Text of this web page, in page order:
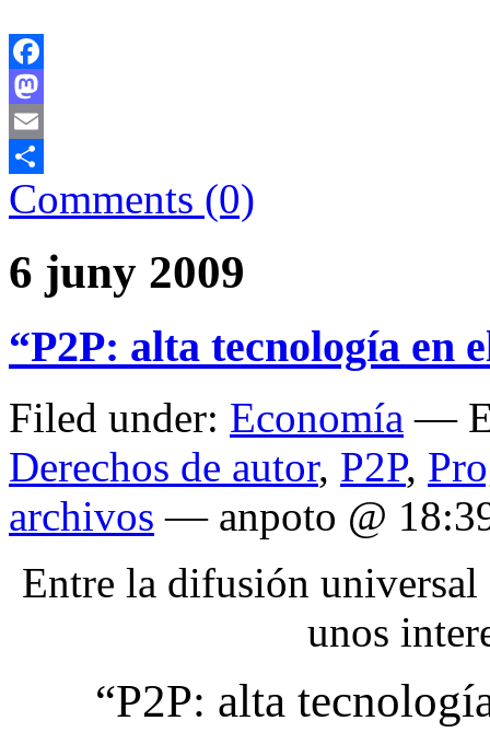
Facebook
Mastodon
Email
Comparteix
Comments (0)
6 juny 2009
“P2P: alta tecnología en
Filed under: Economía —
Derechos de autor, P2P,
archivos — anpoto @
Entre la difusión
unos
“P2P: alta